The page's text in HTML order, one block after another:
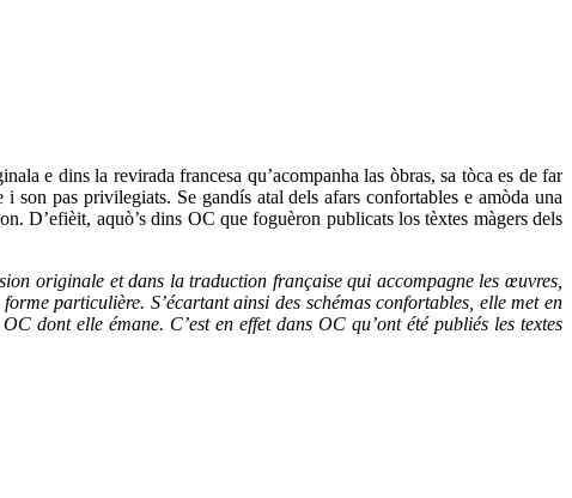
e dins la revirada francesa qu’acompanha las òbras, sa tòca es de far
son pas privilegiats. Se gandís atal dels afars confortables e amòda una
D’efièit, aquò’s dins OC que foguèron publicats los tèxtes màgers dels
originale et dans la traduction française qui accompagne les œuvres,
particulière. S’écartant ainsi des schémas confortables, elle met en
dont elle émane. C’est en effet dans OC qu’ont été publiés les textes